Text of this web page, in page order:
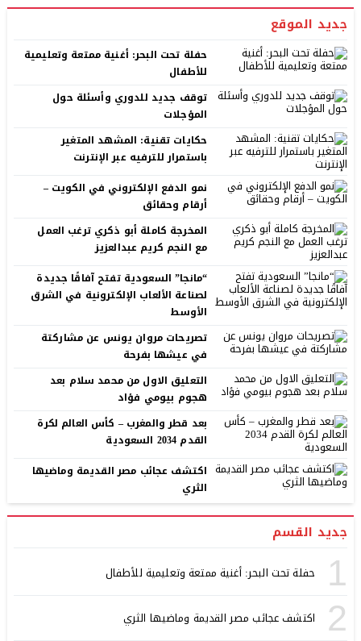
جديد الموقع
حفلة تحت البحر: أغنية ممتعة وتعليمية
للأطفال
توقف جديد للدوري وأسئلة حول
المؤجلات
حكايات تقنية: المشهد المتغير
باستمرار للترفيه عبر الإنترنت
نمو الدفع الإلكتروني في الكويت –
أرقام وحقائق
المخرجة كاملة أبو ذكري ترغب العمل
مع النجم كريم عبدالعزيز
“مانجا” السعودية تفتح آفاقًا جديدة
لصناعة الألعاب الإلكترونية في الشرق
الأوسط
تصريحات مروان يونس عن مشاركتة
في عيشها بفرحة
التعليق الاول من محمد سلام بعد
هجوم بيومي فؤاد
بعد قطر والمغرب – كأس العالم لكرة
القدم 2034 السعودية
اكتشف عجائب مصر القديمة وماضيها
الثري
جديد القسم
1 حفلة تحت البحر: أغنية ممتعة وتعليمية للأطفال
2 اكتشف عجائب مصر القديمة وماضيها الثري